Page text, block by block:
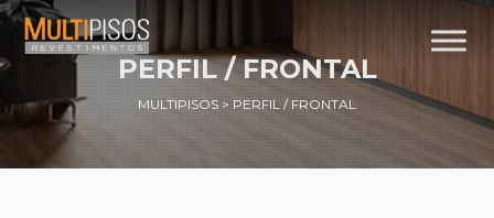
PERFIL / FRONTAL
MULTIPISOS > PERFIL / FRONTAL